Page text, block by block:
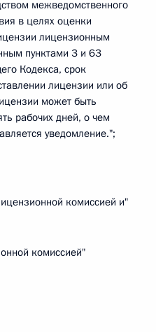
межведомственного
в целях оценки
лицензионным
пунктами 3 и 63
Кодекса, срок
лицензии или об
может быть
рабочих дней, о чем
уведомление.";
комиссией и"
комиссией"